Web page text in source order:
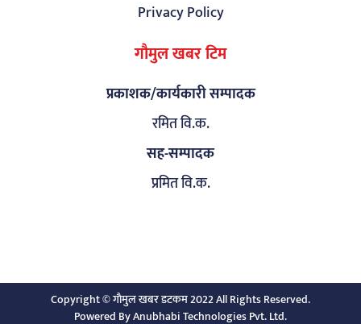
Privacy Policy
गौमुल खबर टिम
प्रकाशक/कार्यकारी सम्पादक
रमित वि.क.
सह-सम्पादक
प्रमित वि.क.
Copyright © गाैमुल खबर डटकम 2022 All Rights Reserved.
Powered ByAnubhabi Technologies Pvt. Ltd.